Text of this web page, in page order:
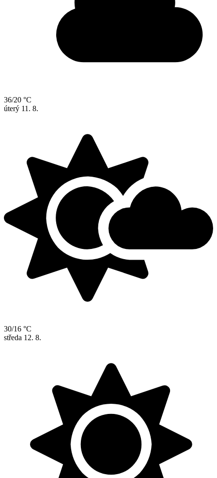
36/20 °C
úterý 11. 8.
30/16 °C
středa 12. 8.